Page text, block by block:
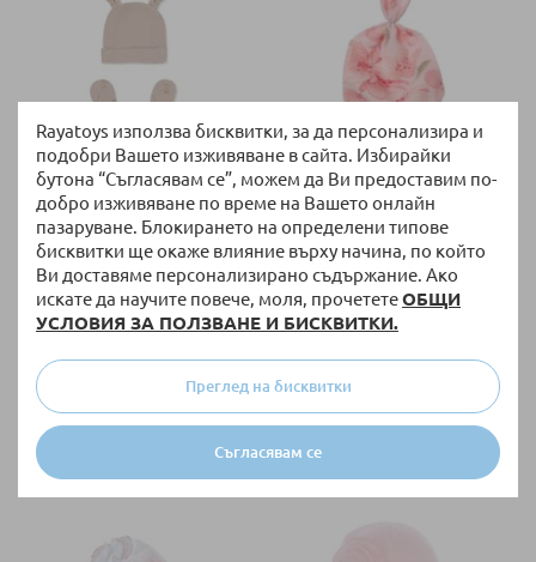
Rayatoys използва бисквитки, за да персонализира и
подобри Вашето изживяване в сайта. Избирайки
бутона “Съгласявам се”, можем да Ви предоставим по-
добро изживяване по време на Вашето онлайн
пазаруване. Блокирането на определени типове
бисквитки ще окаже влияние върху начина, по който
Ви доставяме персонализирано съдържание. Ако
искате да научите повече, моля, прочететеОБЩИ
УСЛОВИЯ ЗА ПОЛЗВАНЕ И БИСКВИТКИ.
Съгласявам се
Преглед на бисквитки
НАЛИЧНО
Бебешка шапка Bebetto SO
SWEET, Пудра, 2 бр., 0-3м,
C1064
6,76 €/13,22 лв.
Специална цена
НАЛИЧНО
Бебешка шапка Sofija
PIERWIOSNEK Размер 56-74 cm
9,78 €/19,13 лв.
Специална цена